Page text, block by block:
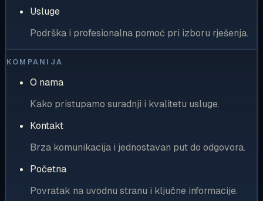
Usluge
Podrška i profesionalna pomoć pri izboru rješenja.
KOMPANIJA
O nama
Kako pristupamo suradnji i kvalitetu usluge.
Kontakt
Brza komunikacija i jednostavan put do odgovora.
Početna
Povratak na uvodnu stranu i ključne informacije.